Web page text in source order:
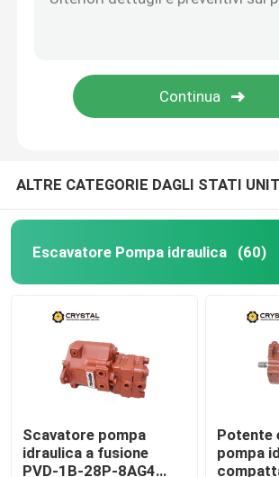
ALTRE CATEGORIE DAGLI STATI
Escavatore Pompa idraulica (60)
Scavatore pompa
idraulica a fusione
PVD-1B-28P-8AG4
Potente
pompa